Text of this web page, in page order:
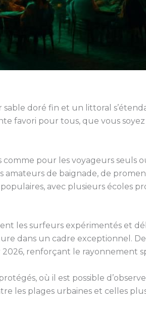
doré fin et un littoral
favori pour tous, que vous
pour les voyageurs seuls
de baignade, de
avec plusieurs écoles
les surfeurs expérimentés et
dans un cadre exceptionnel.
renforçant le rayonnement
où il est possible
les plages urbaines et celles